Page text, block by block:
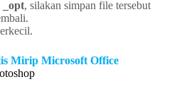
_opt, silakan simpan file tersebut
Mirip Microsoft Office